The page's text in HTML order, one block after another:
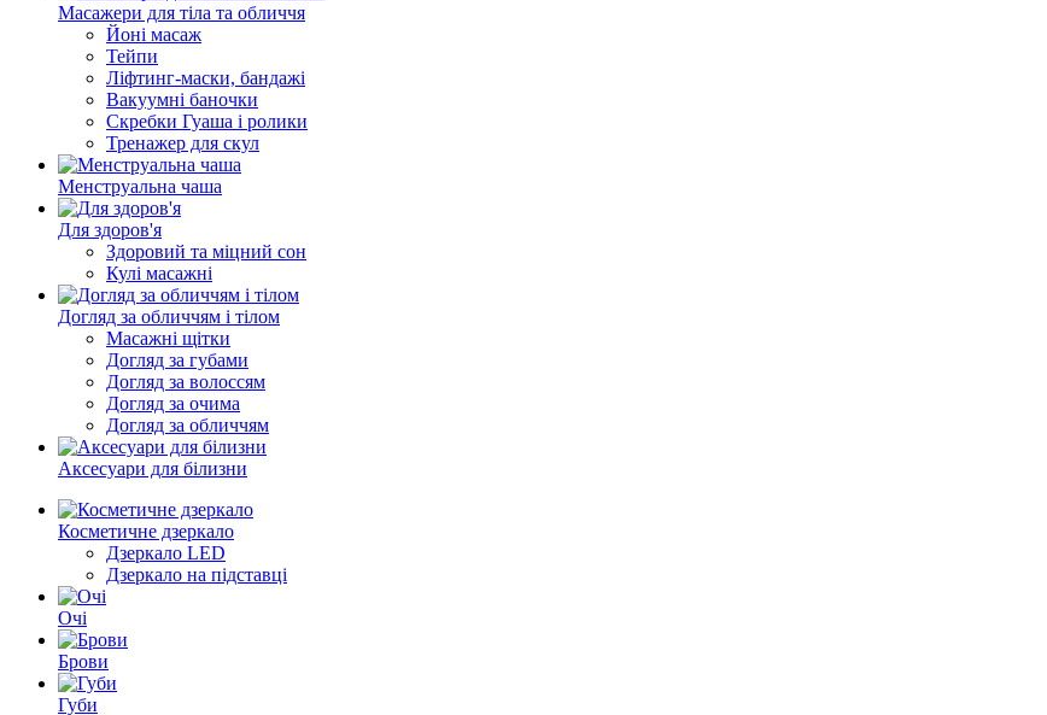
Масажери для тіла та обличчя
Йоні масаж
Тейпи
Ліфтинг-маски, бандажі
Вакуумні баночки
Скребки Гуаша і ролики
Тренажер для скул
Менструальна чаша
Для здоров'я
Здоровий та міцний сон
Кулі масажні
Догляд за обличчям і тілом
Масажні щітки
Догляд за губами
Догляд за волоссям
Догляд за очима
Догляд за обличчям
Аксесуари для білизни
Косметичне дзеркало
Дзеркало LED
Дзеркало на підставці
Очі
Брови
Губи